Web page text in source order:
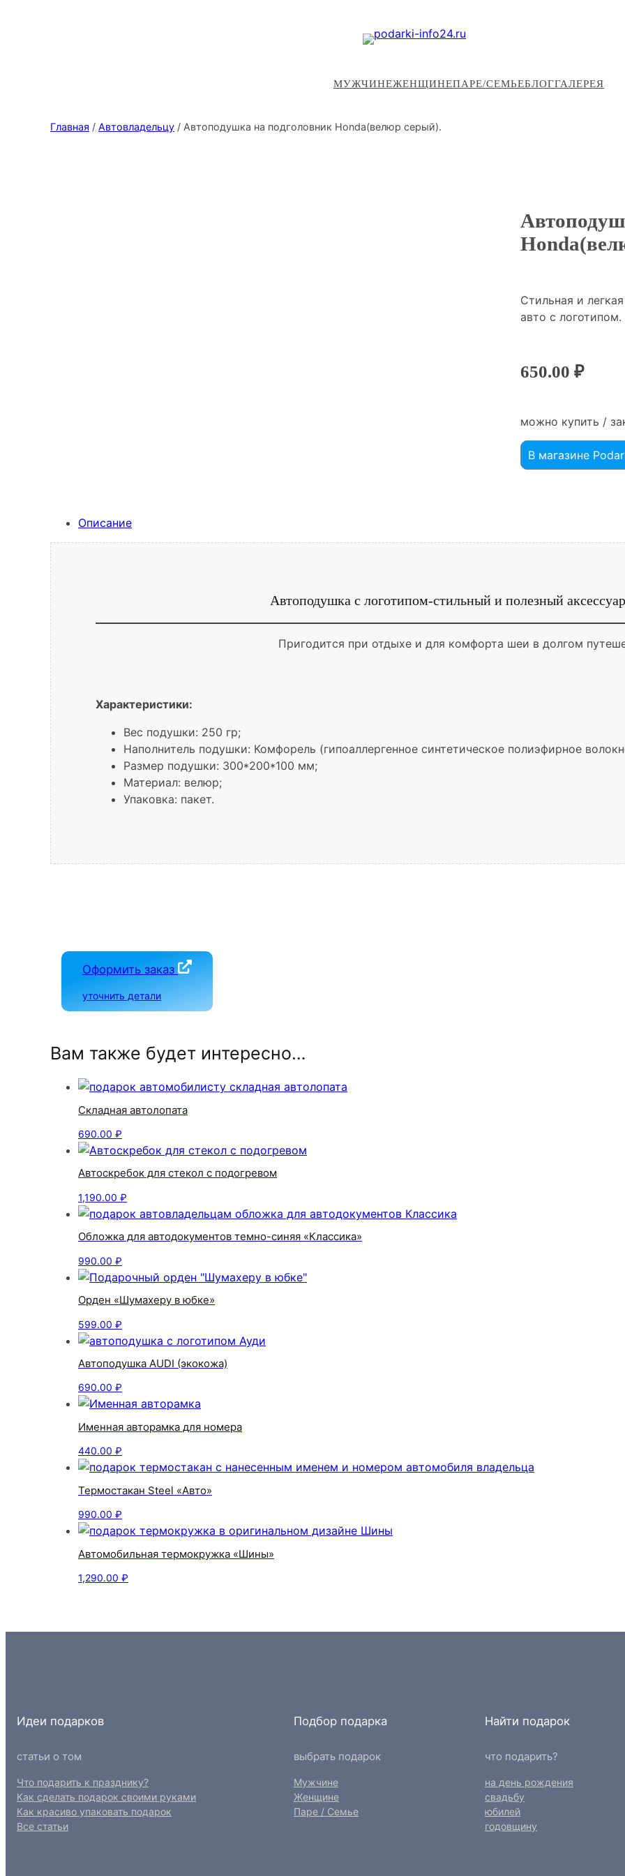
МУЖЧИНЕЖЕНЩИНЕПАРЕ/СЕМЬЕБЛОГГАЛЕРЕЯ
Главная / Автовладельцу / Автоподушка на подголовник Honda(велюр серый).
Стильная и
авто с логотипом.
650.00₽
можно купить /
В магазине
Описание
Автоподушка с логотипом-стильный и полезный
Пригодится при отдыхе и для комфорта шеи в долгом
Характеристики:
Вес подушки: 250 гр;
Наполнитель подушки: Комфорель (гипоаллергенное синтетическое полиэфирное
Размер подушки: 300*200*100 мм;
Материал: велюр;
Упаковка: пакет.
Оформить заказ
уточнить детали
Вам также будет интересно…
Складная автолопата
690.00 ₽
Автоскребок для стекол с подогревом
1,190.00 ₽
Обложка для автодокументов темно-синяя «Классика»
990.00 ₽
Орден «Шумахеру в юбке»
599.00 ₽
Автоподушка AUDI (экокожа)
690.00 ₽
Именная авторамка для номера
440.00 ₽
Термостакан Steel «Авто»
990.00 ₽
Автомобильная термокружка «Шины»
1,290.00 ₽
Идеи подарков
статьи о том
Что подарить к празднику?
Как сделать подарок своими руками
Как красиво упаковать подарок
Все статьи
Подбор подарка
выбрать подарок
Мужчине
Женщине
Паре / Семье
Найти подарок
что подарить?
на день рождения
свадьбу
юбилей
годовщину